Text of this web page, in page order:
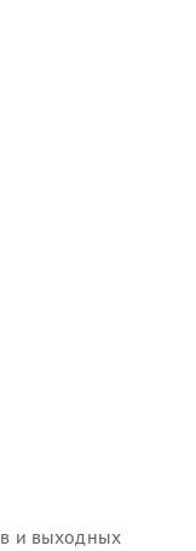
и выходных